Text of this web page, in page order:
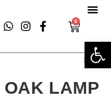
0
נבחר:
OAK LAMP
פתח סרגל